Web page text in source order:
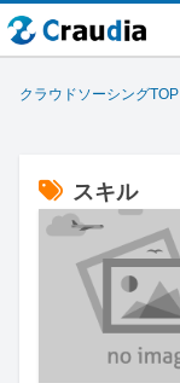
クラウドソーシングTOP
スキル